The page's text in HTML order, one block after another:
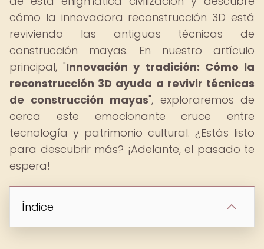
cómo la innovadora reconstrucción 3D está
reviviendo las antiguas técnicas de
construcción mayas. En nuestro artículo
principal, "Innovación y tradición: Cómo la
reconstrucción 3D ayuda a revivir técnicas
de construcción mayas", exploraremos de
cerca este emocionante cruce entre
tecnología y patrimonio cultural. ¿Estás listo
para descubrir más? ¡Adelante, el pasado te
espera!
Índice